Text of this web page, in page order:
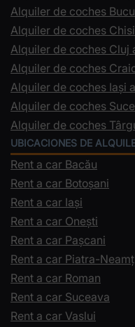
Alquiler de coches
Alquiler de coches
Alquiler de coches Cluj
Alquiler de coches
Alquiler de coches Iași
Alquiler de coches
Alquiler de coches
UBICACIONES DE
Rent a car Bacău
Rent a car Botoșani
Rent a car Iași
Rent a car Onești
Rent a car Pașcani
Rent a car Piatra-Neamț
Rent a car Roman
Rent a car Suceava
Rent a car Vaslui